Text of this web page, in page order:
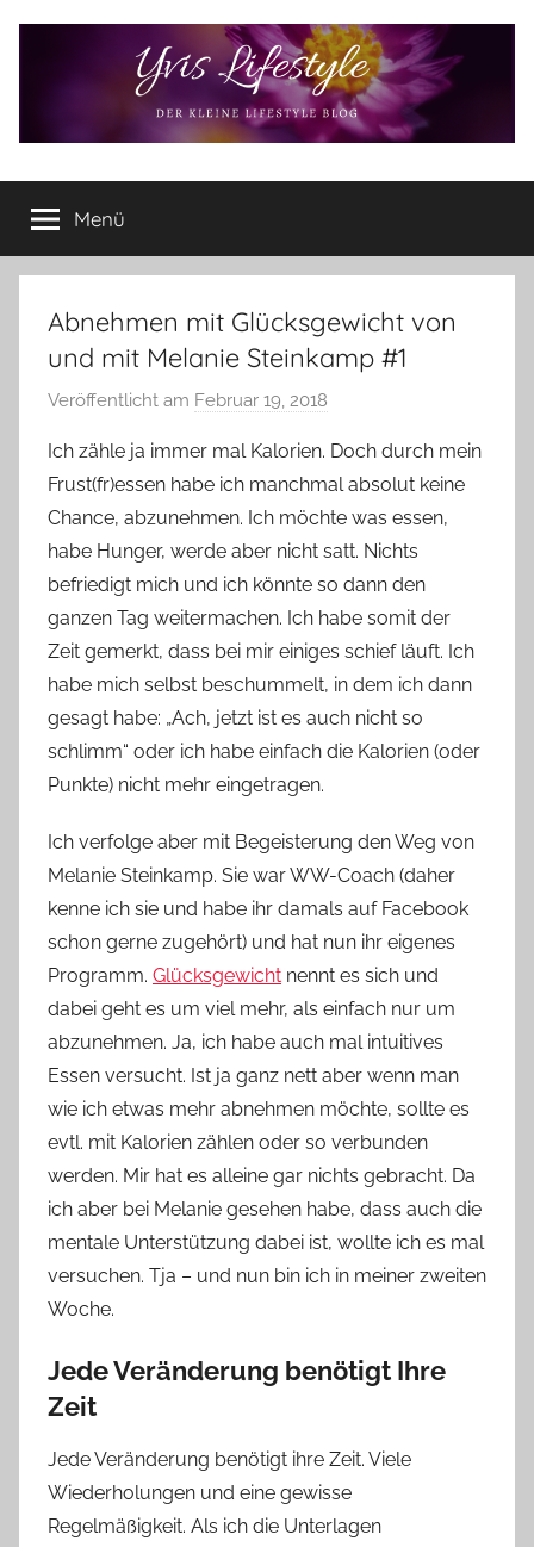
Yvis
Lifestyle
Lifestyle
Blog
–
Lifestyle,
Rezensionen,
Produkttests
und
mehr
Menü
Abnehmen mit Glücksgewicht von
und mit Melanie Steinkamp #1
Veröffentlicht am Februar 19, 2018
n
Y
v
o
n
n
e
Ich zähle ja immer mal Kalorien. Doch durch mein
Frust(fr)essen habe ich manchmal absolut keine
Chance, abzunehmen. Ich möchte was essen,
habe Hunger, werde aber nicht satt. Nichts
befriedigt mich und ich könnte so dann den
ganzen Tag weitermachen. Ich habe somit der
Zeit gemerkt, dass bei mir einiges schief läuft. Ich
habe mich selbst beschummelt, in dem ich dann
gesagt habe: „Ach, jetzt ist es auch nicht so
schlimm“ oder ich habe einfach die Kalorien (oder
Punkte) nicht mehr eingetragen.
Ich verfolge aber mit Begeisterung den Weg von
Melanie Steinkamp. Sie war WW-Coach (daher
kenne ich sie und habe ihr damals auf Facebook
schon gerne zugehört) und hat nun ihr eigenes
Programm. Glücksgewicht nennt es sich und
dabei geht es um viel mehr, als einfach nur um
abzunehmen. Ja, ich habe auch mal intuitives
Essen versucht. Ist ja ganz nett aber wenn man
wie ich etwas mehr abnehmen möchte, sollte es
evtl. mit Kalorien zählen oder so verbunden
werden. Mir hat es alleine gar nichts gebracht. Da
ich aber bei Melanie gesehen habe, dass auch die
mentale Unterstützung dabei ist, wollte ich es mal
versuchen. Tja – und nun bin ich in meiner zweiten
Woche.
Jede Veränderung benötigt Ihre
Zeit
Jede Veränderung benötigt ihre Zeit. Viele
Wiederholungen und eine gewisse
Regelmäßigkeit. Als ich die Unterlagen